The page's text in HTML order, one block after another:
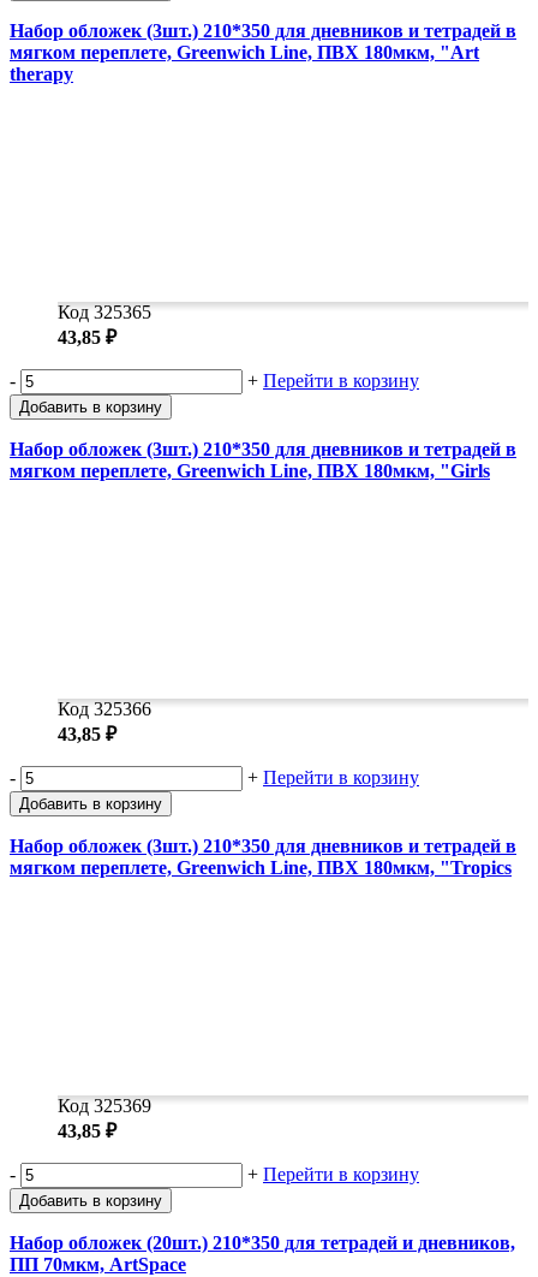
Набор обложек (3шт.) 210*350 для дневников и тетрадей в
мягком переплете, Greenwich Line, ПВХ 180мкм, "Art
therapy
Код 325365
43,85 ₽
- + Перейти в корзину
Добавить в корзину
Набор обложек (3шт.) 210*350 для дневников и тетрадей в
мягком переплете, Greenwich Line, ПВХ 180мкм, "Girls
Код 325366
43,85 ₽
- + Перейти в корзину
Добавить в корзину
Набор обложек (3шт.) 210*350 для дневников и тетрадей в
мягком переплете, Greenwich Line, ПВХ 180мкм, "Tropics
Код 325369
43,85 ₽
- + Перейти в корзину
Добавить в корзину
Набор обложек (20шт.) 210*350 для тетрадей и дневников,
ПП 70мкм, ArtSpace